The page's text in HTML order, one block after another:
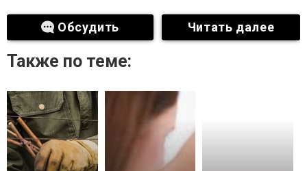
Обсудить Читать далее
Также по теме: